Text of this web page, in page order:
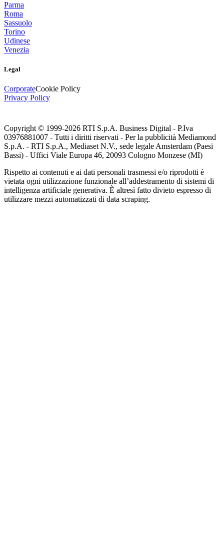
Parma
Roma
Sassuolo
Torino
Udinese
Venezia
Legal
CorporateCookie Policy
Privacy Policy
Copyright © 1999-2026 RTI S.p.A. Business Digital - P.Iva
03976881007 - Tutti i diritti riservati - Per la pubblicità Mediamond
S.p.A. - RTI S.p.A., Mediaset N.V., sede legale Amsterdam (Paesi
Bassi) - Uffici Viale Europa 46, 20093 Cologno Monzese (MI)
Rispetto ai contenuti e ai dati personali trasmessi e/o riprodotti è
vietata ogni utilizzazione funzionale all’addestramento di sistemi di
intelligenza artificiale generativa. È altresì fatto divieto espresso di
utilizzare mezzi automatizzati di data scraping.